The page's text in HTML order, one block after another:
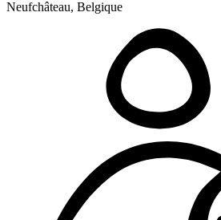
Neufchâteau, Belgique